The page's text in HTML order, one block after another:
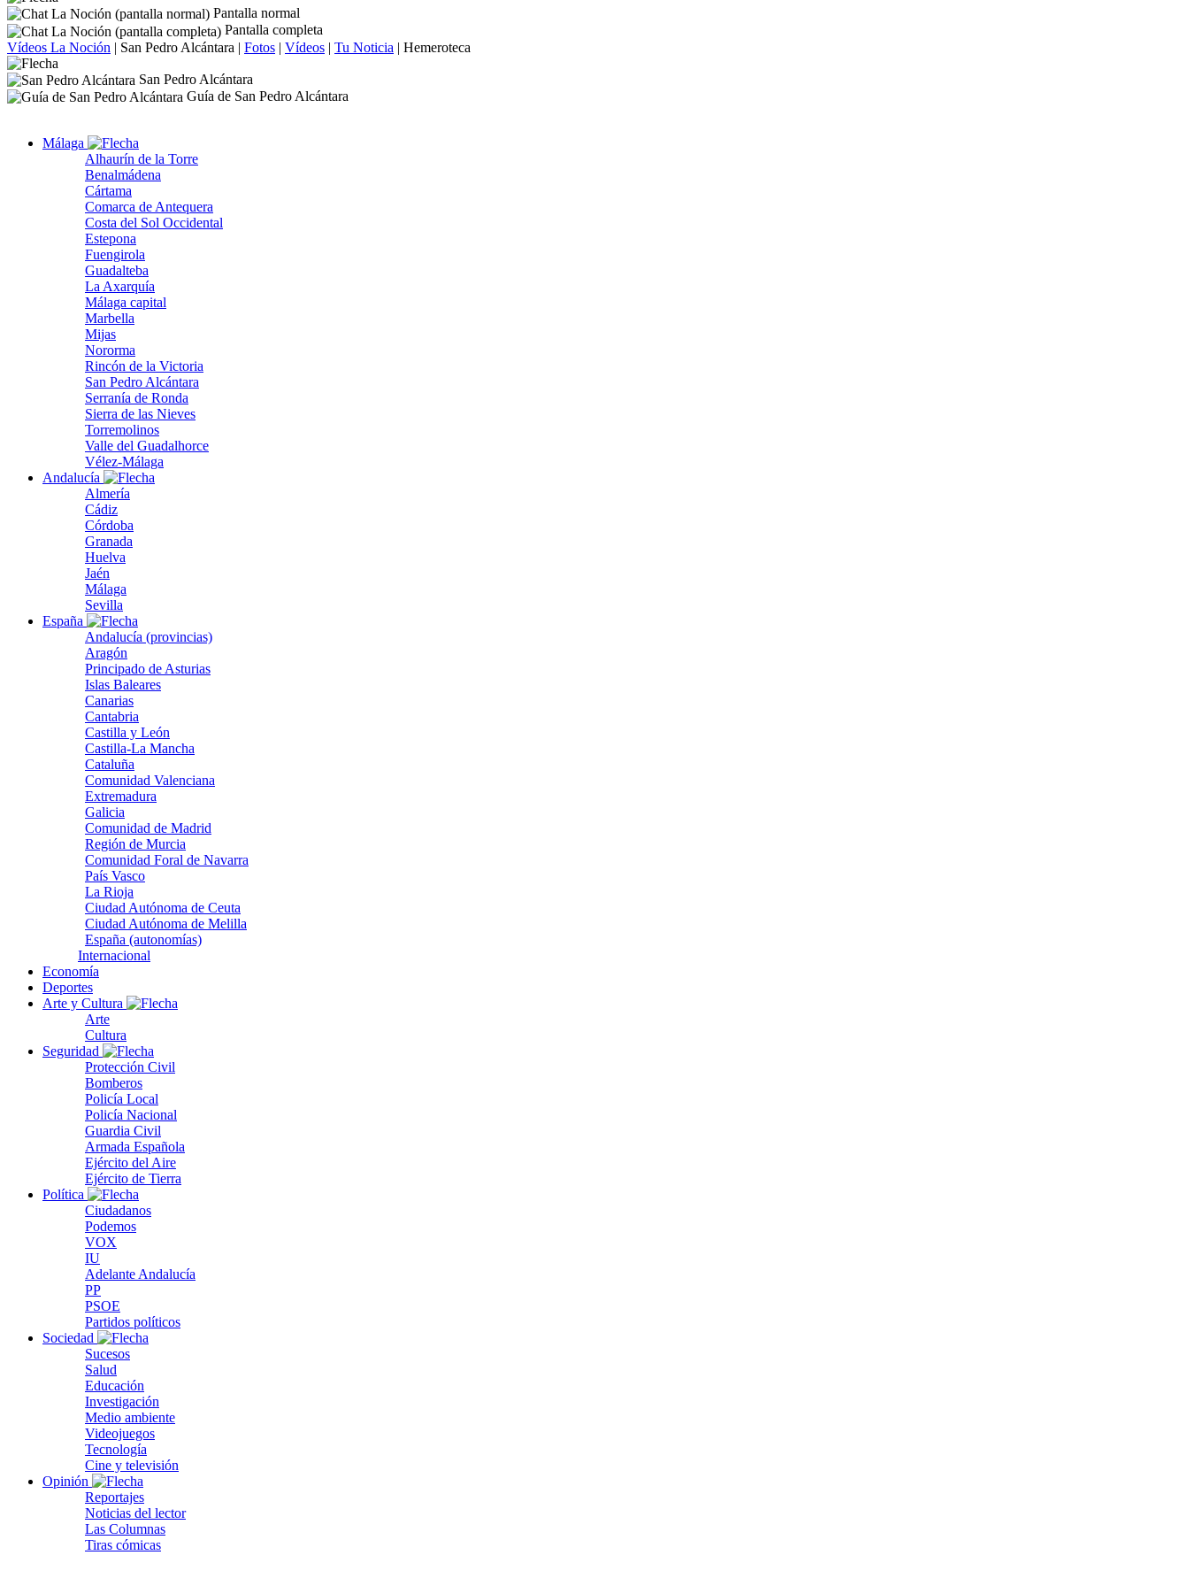
Pantalla normal
Pantalla completa
Vídeos La Noción | San Pedro Alcántara | Fotos | Vídeos | Tu Noticia | Hemeroteca
San Pedro Alcántara
Guía de San Pedro Alcántara
Málaga
Alhaurín de la Torre
Benalmádena
Cártama
Comarca de Antequera
Costa del Sol Occidental
Estepona
Fuengirola
Guadalteba
La Axarquía
Málaga capital
Marbella
Mijas
Nororma
Rincón de la Victoria
San Pedro Alcántara
Serranía de Ronda
Sierra de las Nieves
Torremolinos
Valle del Guadalhorce
Vélez-Málaga
Andalucía
Almería
Cádiz
Córdoba
Granada
Huelva
Jaén
Málaga
Sevilla
España
Andalucía (provincias)
Aragón
Principado de Asturias
Islas Baleares
Canarias
Cantabria
Castilla y León
Castilla-La Mancha
Cataluña
Comunidad Valenciana
Extremadura
Galicia
Comunidad de Madrid
Región de Murcia
Comunidad Foral de Navarra
País Vasco
La Rioja
Ciudad Autónoma de Ceuta
Ciudad Autónoma de Melilla
España (autonomías)
Internacional
Economía
Deportes
Arte y Cultura
Arte
Cultura
Seguridad
Protección Civil
Bomberos
Policía Local
Policía Nacional
Guardia Civil
Armada Española
Ejército del Aire
Ejército de Tierra
Política
Ciudadanos
Podemos
VOX
IU
Adelante Andalucía
PP
PSOE
Partidos políticos
Sociedad
Sucesos
Salud
Educación
Investigación
Medio ambiente
Videojuegos
Tecnología
Cine y televisión
Opinión
Reportajes
Noticias del lector
Las Columnas
Tiras cómicas